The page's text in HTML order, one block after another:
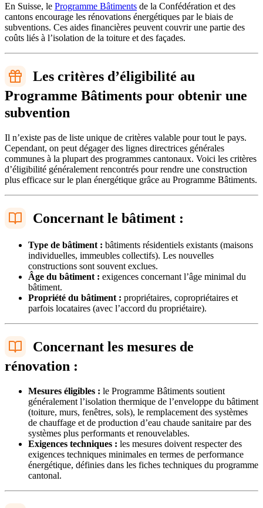
En Suisse, le Programme Bâtiments de la Confédération et des
cantons encourage les rénovations énergétiques par le biais de
subventions. Ces aides financières peuvent couvrir une partie des
coûts liés à l’isolation de la toiture et des façades.
Les critères d’éligibilité au
Programme Bâtiments pour obtenir une
subvention
Il n’existe pas de liste unique de critères valable pour tout le pays.
Cependant, on peut dégager des lignes directrices générales
communes à la plupart des programmes cantonaux. Voici les critères
d’éligibilité généralement rencontrés pour rendre une construction
plus efficace sur le plan énergétique grâce au Programme Bâtiments.
Concernant le bâtiment :
Type de bâtiment : bâtiments résidentiels existants (maisons
individuelles, immeubles collectifs). Les nouvelles
constructions sont souvent exclues.
Âge du bâtiment : exigences concernant l’âge minimal du
bâtiment.
Propriété du bâtiment : propriétaires, copropriétaires et
parfois locataires (avec l’accord du propriétaire).
Concernant les mesures de
rénovation :
Mesures éligibles : le Programme Bâtiments soutient
généralement l’isolation thermique de l’enveloppe du bâtiment
(toiture, murs, fenêtres, sols), le remplacement des systèmes
de chauffage et de production d’eau chaude sanitaire par des
systèmes plus performants et renouvelables.
Exigences techniques : les mesures doivent respecter des
exigences techniques minimales en termes de performance
énergétique, définies dans les fiches techniques du programme
cantonal.